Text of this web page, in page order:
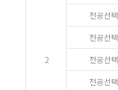
2
전공선택
전공선택
전공선택
전공선택